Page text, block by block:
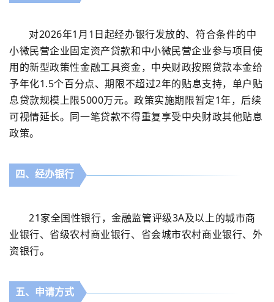
对2026年1 月1 日起经办银行发放的、符合条件的中
小微民营企业固定资产贷款和中小微民营企业参与项目使
用的新型政策性金融工具资金，中央财政按照贷款本金给
予年化1.5个百分点、期限不超过2年的贴息支持，单户贴
息贷款规模上限5000万元。政策实施期限暂定1年，后续
可视情延长。同一笔贷款不得重复享受中央财政其他贴息
政策。
四、经办银行
21家全国性银行，金融监管评级3A及以上的城市商
业银行、省级农村商业银行、省会城市农村商业银行、外
资银行。
五、申请方式